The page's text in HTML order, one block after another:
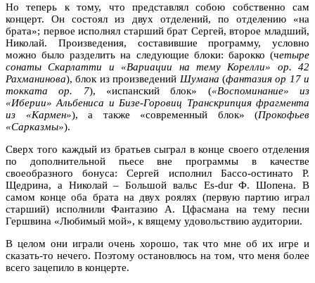
Но теперь к тому, что представлял собою собственно сам
концерт. Он состоял из двух отделений, по отделению «на
брата»; первое исполнял старший брат Сергей, второе младший,
Николай. Произведения, составившие программу, условно
можно было разделить на следующие блоки: барокко (четыре
сонаты Скарлатти и «Вариации на тему Корелли» оp. 42
Рахманинова), блок из произведений Шумана (фантазия оp 17 и
токката оp. 7), «испанский блок» («Воспоминание» из
«Иберии» Альбениса и Бизе-Горовиц Транскрипция фрагмента
из «Кармен»), а также «современный блок» (Прокофьев
«Сарказмы»).
Сверх того каждый из братьев сыграл в конце своего отделения
по дополнительной пьесе вне программы в качестве
своеобразного бонуса: Сергей исполнил Бассо-остинато Р.
Щедрина, а Николай – Большой вальс Es-dur Ф. Шопена. В
самом конце оба брата на двух роялях (первую партию играл
старший) исполнили Фантазию А. Цфасмана на тему песни
Гершвина «Любимый мой», к вящему удовольствию аудитории.
В целом они играли очень хорошо, так что мне об их игре и
сказать-то нечего. Поэтому остановлюсь на том, что меня более
всего зацепило в концерте.